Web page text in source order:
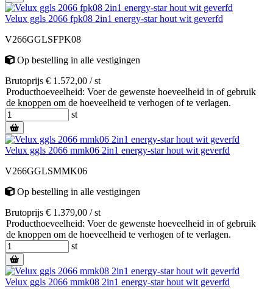
Velux ggls 2066 fpk08 2in1 energy-star hout wit geverfd
V266GGLSFPK08
Op bestelling in alle vestigingen
Brutoprijs € 1.572,00 / st
Producthoeveelheid: Voer de gewenste hoeveelheid in of gebruik
de knoppen om de hoeveelheid te verhogen of te verlagen.
st
Velux ggls 2066 mmk06 2in1 energy-star hout wit geverfd
V266GGLSMMK06
Op bestelling in alle vestigingen
Brutoprijs € 1.379,00 / st
Producthoeveelheid: Voer de gewenste hoeveelheid in of gebruik
de knoppen om de hoeveelheid te verhogen of te verlagen.
st
Velux ggls 2066 mmk08 2in1 energy-star hout wit geverfd